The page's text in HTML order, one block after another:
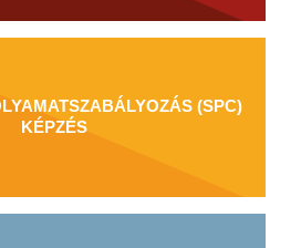
(SPC)
KÉPZÉS